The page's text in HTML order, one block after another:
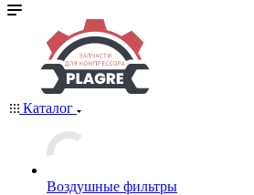
Каталог
Воздушные фильтры